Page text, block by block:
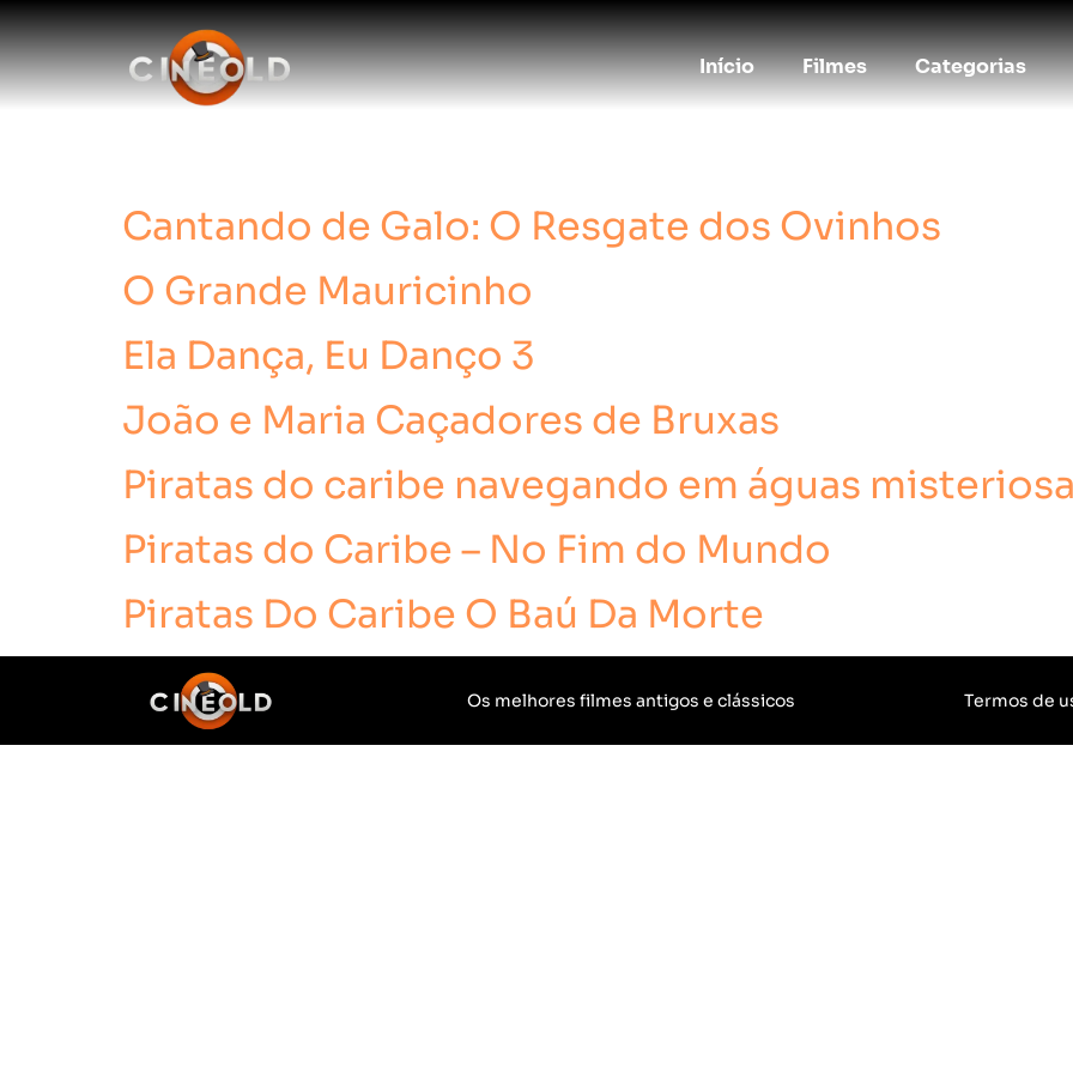
Início Filmes Categorias
Cantando de Galo: O Resgate dos Ovinhos
O Grande Mauricinho
Ela Dança, Eu Danço 3
João e Maria Caçadores de Bruxas
Piratas do caribe navegando em águas
Piratas do Caribe – No Fim do Mundo
Piratas Do Caribe O Baú Da Morte
Os melhores filmes antigos e clássicos Termos de